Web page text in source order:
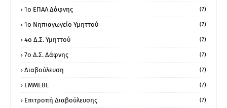
1ο ΕΠΑΛ Δάφνης (7)
1ο Νηπιαγωγείο Υμηττού (7)
4ο Δ.Σ. Υμηττού (7)
7ο Δ.Σ. Δάφνης (7)
Διαβούλευση (7)
ΕΜΜΕΒΕ (7)
Επιτροπή Διαβούλευσης (7)